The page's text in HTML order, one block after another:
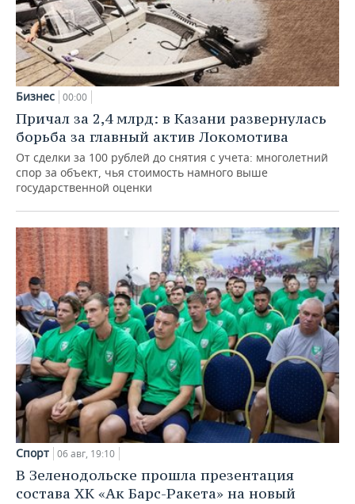
Бизнес 00:00
Причал за 2,4 млрд: в Казани развернулась
борьба за главный актив Локомотива
От сделки за 100 рублей до снятия с учета: многолетний
спор за объект, чья стоимость намного выше
государственной оценки
Спорт 06 авг, 19:10
В Зеленодольске прошла презентация
состава ХК «Ак Барс-Ракета» на новый